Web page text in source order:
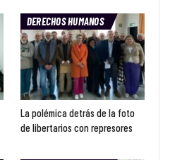
DERECHOS HUMANOS
La polémica detrás de la foto
de libertarios con represores